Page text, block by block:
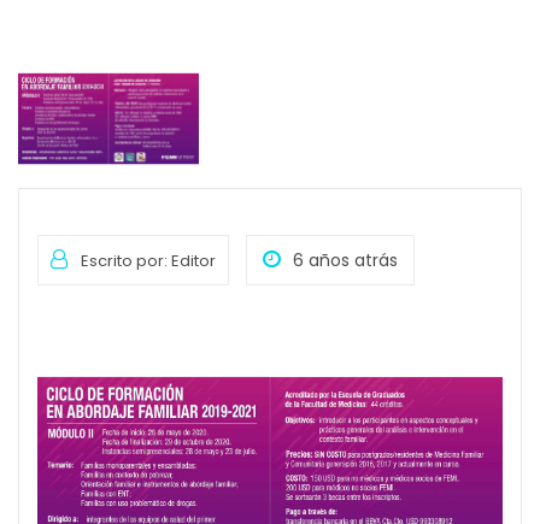
Escrito por: Editor 6 años atrás